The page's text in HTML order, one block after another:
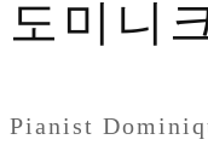
도미니
Pianist